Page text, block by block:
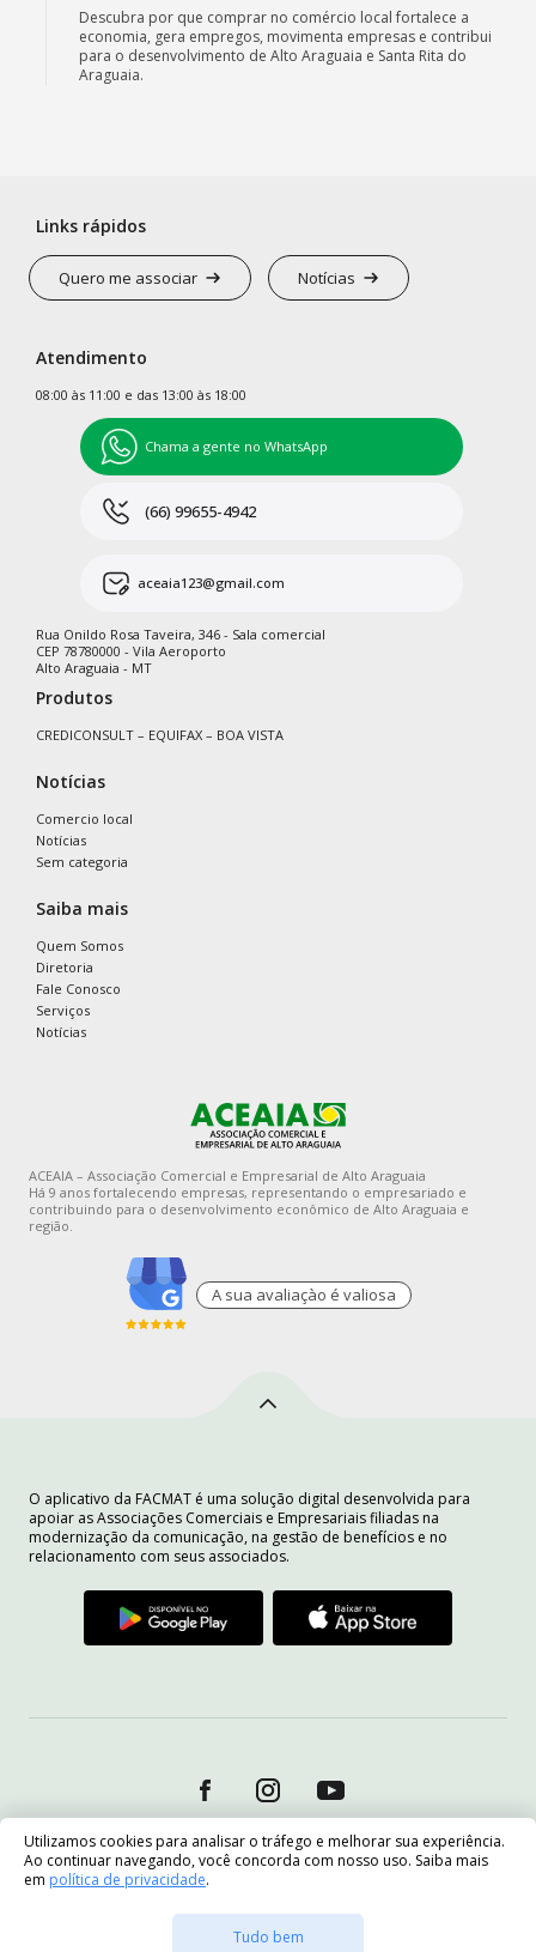
Quero me associar
Descubra por que comprar no comércio local fortalece a
economia, gera empregos, movimenta empresas e contribui
para o desenvolvimento de Alto Araguaia e Santa Rita do
Araguaia.
Utilizamos cookies para analisar o tráfego e melhorar sua experiência.
Ao continuar navegando, você concorda com nosso uso. Saiba mais
em política de privacidade.
Tudo bem
Links rápidos
Quero me associar Notícias
Atendimento
08:00 às 11:00 e das 13:00 às 18:00
Chama a gente no WhatsApp
(66) 99655-4942
aceaia123@gmail.com
Rua Onildo Rosa Taveira, 346 - Sala comercial
CEP 78780000 - Vila Aeroporto
Alto Araguaia - MT
Produtos
CREDICONSULT – EQUIFAX – BOA VISTA
Notícias
Comercio local
Notícias
Sem categoria
Saiba mais
Quem Somos
Diretoria
Fale Conosco
Serviços
Notícias
ACEAIA – Associação Comercial e Empresarial de Alto Araguaia
Há 9 anos fortalecendo empresas, representando o empresariado e
contribuindo para o desenvolvimento econômico de Alto Araguaia e
região.
A sua avaliaçào é valiosa
O aplicativo da FACMAT é uma solução digital desenvolvida para
apoiar as Associações Comerciais e Empresariais filiadas na
modernização da comunicação, na gestão de benefícios e no
relacionamento com seus associados.